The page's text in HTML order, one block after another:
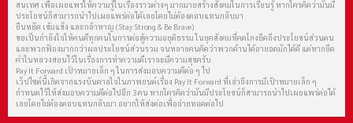
สนเทศ เพื่อเผยแพร่ให้ความรู้ในเรื่องราวต่างๆ มากมายสร้างสังคมในการเรียนรู้ หากใครคิดว่ามันมี
ประโยชน์ก็สามารถนำไปเผยแพร่ต่อได้เลยโดยไม่ต้องตอบแทนกลับมา
ยืนหยัด เข้มแข็ง และกล้าหาญ (Stay Strong & Be Brave)
ขอเป็นกำลังใจให้คนดีทุกคนในการต่อสู้ความอยุติธรรม ในยุคสังคมที่คดโกงยึดถึงประโยชน์ส่วนตน
และพวกฟ้องมากกว่าผลประโยชน์ส่วนรวม จนหลายคนคิดว่าพวกด้านได้อายอดมักได้ดี แต่หากยึด
คำในหลวงสอนไว้ในเรื่องการทำความดีเราจะมีความสุขครับ
Pay It Forward เป้าหมายเล็ก ๆ ในการส่งมอบความดีต่อ ๆ ไป
เว็ปไซต์นี้เกิดจากแรงบันดาลใจในภาพยนต์เรื่อง Pay It Forward ที่เล่าถึงการมีเป้าหมายเล็ก ๆ
กำหนดไว้ให้ส่งมอบความดีต่อไปอีก 3 คน หากใครคิดว่ามันมีประโยชน์ก็สามารถนำไปเผยแพร่ต่อได้
เลยโดยไม่ต้องตอบแทนกลับมา อยากให้ส่งต่อเพื่อถ่ายทอดต่อไป